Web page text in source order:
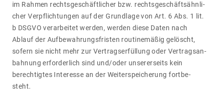
im Rahmen rechts­ge­schäft­li­cher bzw. rechts­ge­schäfts­ähn­li­
cher Verpflich­tungen auf der Grund­lage von Art. 6 Abs. 1 lit.
b DSGVO verar­beitet werden, werden diese Daten nach
Ablauf der Aufbe­wah­rungs­fristen routi­ne­mäßig gelöscht,
sofern sie nicht mehr zur Vertrags­er­fül­lung oder Vertrags­an­
bah­nung erfor­der­lich sind und/​oder unse­rer­seits kein
berech­tigtes Inter­esse an der Weiter­spei­che­rung fort­be­
steht.